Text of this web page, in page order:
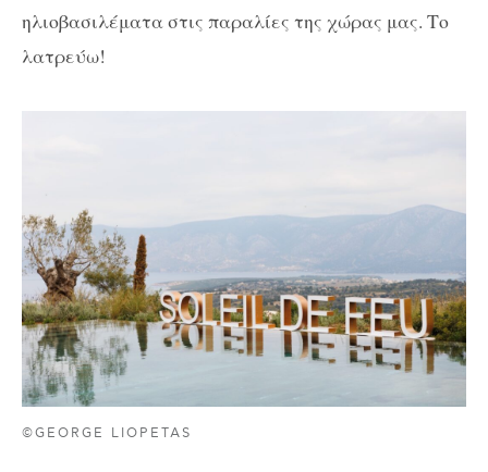
ηλιοβασιλέματα στις παραλίες της χώρας μας. Το
λατρεύω!
©GEORGE LIOPETAS